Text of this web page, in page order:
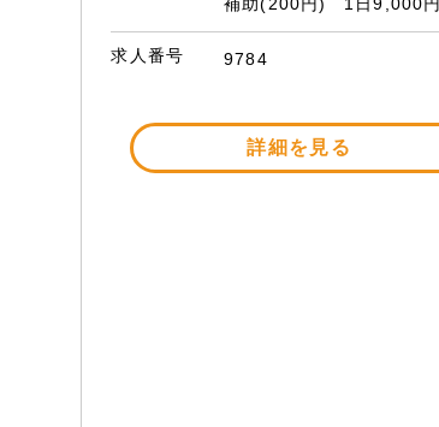
求人番号 9784
詳細を見る